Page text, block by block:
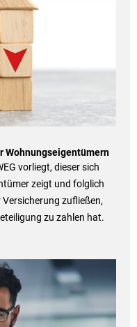
Wohnungseigentümern
vorliegt, dieser sich
zeigt und folglich
zufließen,
zu zahlen hat.